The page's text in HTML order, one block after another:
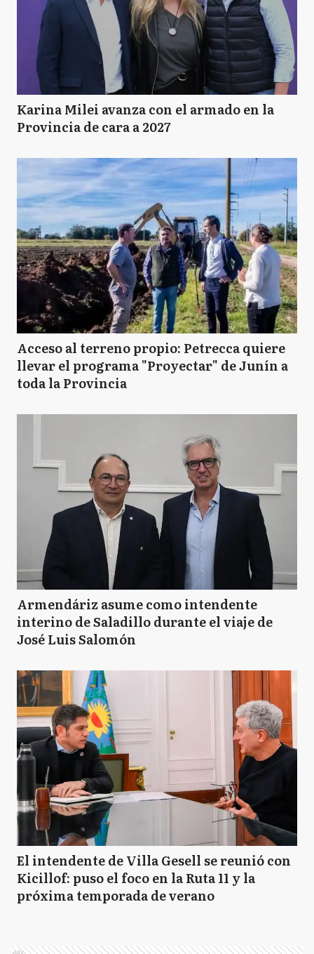
Karina Milei avanza con el armado en la
Provincia de cara a 2027
Acceso al terreno propio: Petrecca quiere
llevar el programa "Proyectar" de Junín a
toda la Provincia
Armendáriz asume como intendente
interino de Saladillo durante el viaje de
José Luis Salomón
El intendente de Villa Gesell se reunió con
Kicillof: puso el foco en la Ruta 11 y la
próxima temporada de verano
Ads